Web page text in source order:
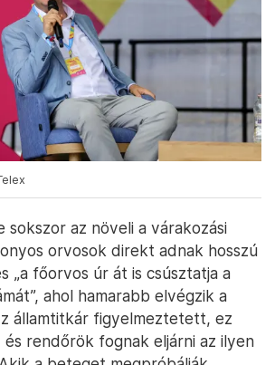
sokszor az növeli a várakozási
orvosok direkt adnak hosszú
„a főorvos úr át is csúsztatja a
ahol hamarabb elvégzik a
államtitkár figyelmeztetett, ez
és rendőrök fognak eljárni az ilyen